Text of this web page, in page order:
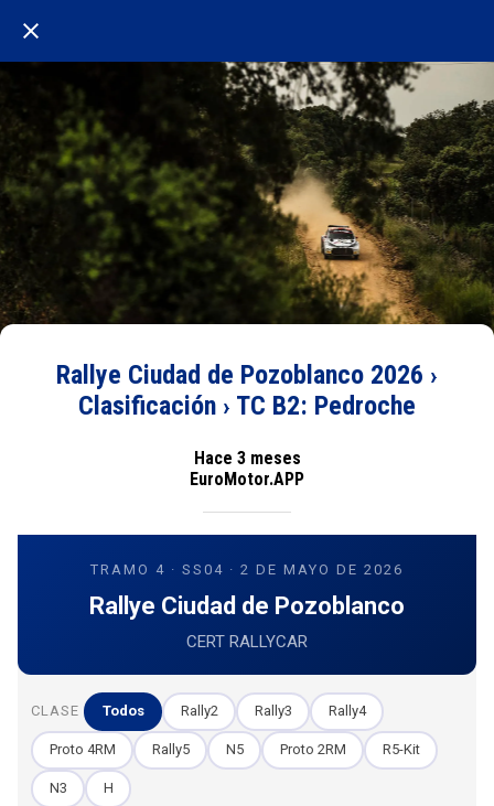
Rallye Ciudad de Pozoblanco 2026 ›
Clasificación › TC B2: Pedroche
Hace 3 meses
EuroMotor.APP
TRAMO 4 · SS04 · 2 DE MAYO DE 2026
Rallye Ciudad de Pozoblanco
CERT RALLYCAR
CLASE Todos Rally2 Rally3 Rally4
Proto 4RM Rally5 N5 Proto 2RM R5-Kit
N3 H